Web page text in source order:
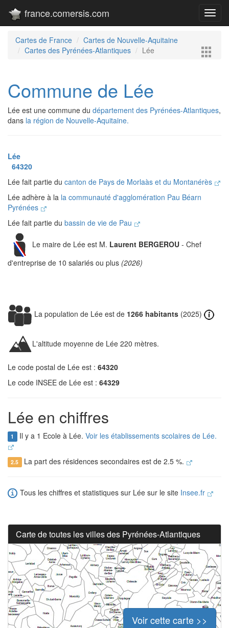
france.comersis.com
Cartes de France
Cartes de Nouvelle-Aquitaine
Cartes des Pyrénées-Atlantiques
Lée
Commune de Lée
Lée est une commune du département des Pyrénées-Atlantiques,
dans la région de Nouvelle-Aquitaine.
Lée
64320
Lée fait partie du canton de Pays de Morlaàs et du Montanérès
Lée adhère à la la communauté d'agglomération Pau Béarn
Pyrénées
Lée fait partie du bassin de vie de Pau
Le maire de Lée est M. Laurent BERGEROU - Chef
d'entreprise de 10 salariés ou plus (2026)
La population de Lée est de 1266 habitants (2025)
L'altitude moyenne de Lée 220 mètres.
Le code postal de Lée est : 64320
Le code INSEE de Lée est : 64329
Lée en chiffres
1 Il y a 1 Ecole à Lée. Voir les établissements scolaires de Lée.
2.5 La part des résidences secondaires est de 2.5 %.
Tous les chiffres et statistiques sur Lée sur le site Insee.fr
Carte de toutes les villes des Pyrénées-Atlantiques
Voir cette carte >>